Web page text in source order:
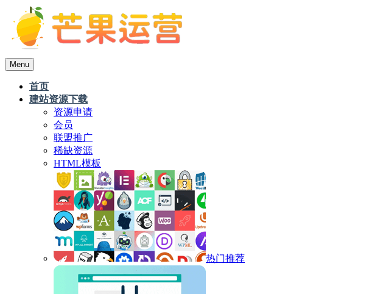
Menu
首页
建站资源下载
资源申请
会员
联盟推广
稀缺资源
HTML模板
热门推荐